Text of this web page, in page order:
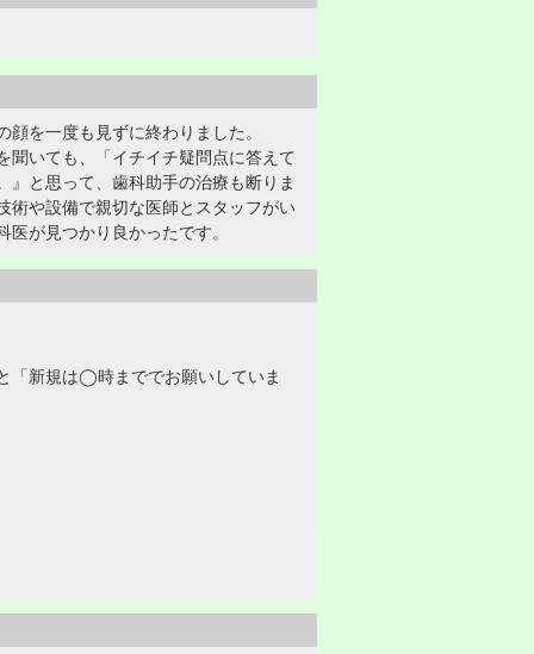
を一度も見ずに終わりました。
聞いても、「イチイチ疑問点に答えて
と思って、歯科助手の治療も断りま
術や設備で親切な医師とスタッフがい
が見つかり良かったです。
「新規は◯時まででお願いしていま